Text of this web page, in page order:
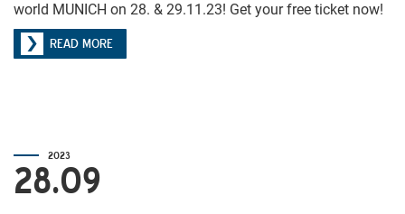
world MUNICH on 28. & 29.11.23! Get your free ticket now!
READ MORE
2023
28.09